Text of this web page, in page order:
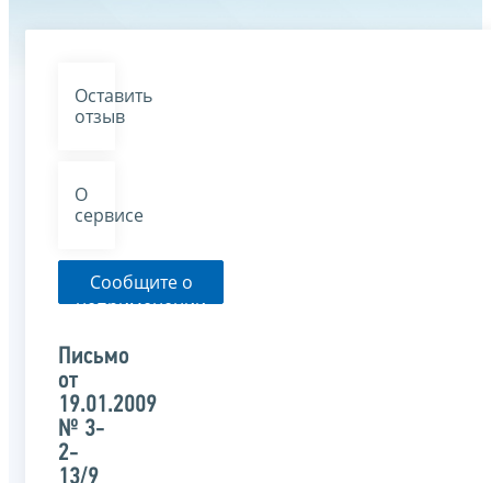
Оставить
отзыв
О
сервисе
Сообщите о
неприменении
органом
письма
Письмо
от
19.01.2009
№ 3-
2-